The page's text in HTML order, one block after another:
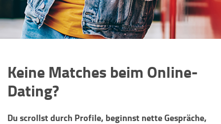
Keine Matches beim Online-
Dating?
Du scrollst durch Profile, beginnst nette Gespräche,